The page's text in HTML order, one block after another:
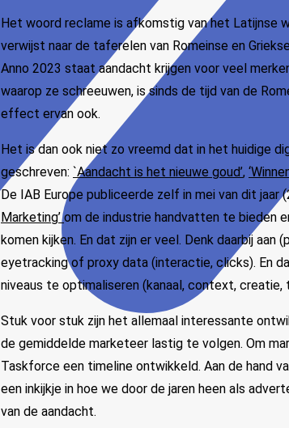
Het woord reclame is afkomstig van het Latijnse
verwijst naar de taferelen van Romeinse en
Anno 2023 staat aandacht krijgen voor veel
waarop ze schreeuwen, is sinds de tijd van de
effect ervan ook.
Het is dan ook niet zo vreemd dat in het huidige
geschreven: `Aandacht is het nieuwe goud’,
De IAB Europe publiceerde zelf in mei van dit jaar
Marketing’ om de industrie handvatten te bieden
komen kijken. En dat zijn er veel. Denk daarbij
eyetracking of proxy data (interactie, clicks). En
niveaus te optimaliseren (kanaal, context, creatie,
Stuk voor stuk zijn het allemaal interessante
de gemiddelde marketeer lastig te volgen. Om
Taskforce een timeline ontwikkeld. Aan de hand
een inkijkje in hoe we door de jaren heen als
van de aandacht.